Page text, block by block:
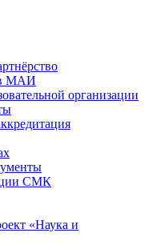
в МАИ
организации
СМК
«Наука и